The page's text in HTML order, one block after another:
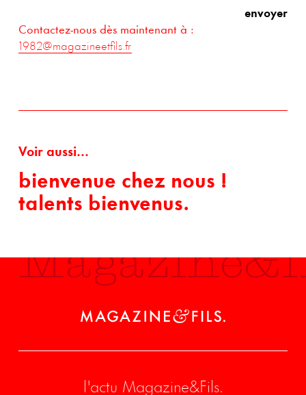
envoyer
Contactez-nous dès maintenant à :
1982@magazineetfils.fr
Voir aussi...
bienvenue chez nous !
talents bienvenus.
l'actu Magazine&Fils.